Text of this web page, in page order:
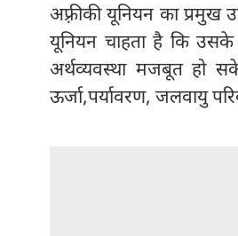
अफ़्रीकी यूनियन का प्रमुख
यूनियन चाहता है कि उसके
अर्थव्यवस्था मजबूत हो
ऊर्जा,पर्यावरण, जलवायु